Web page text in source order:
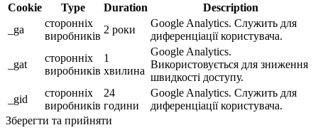
Cookie Type Duration
Description
_ga
сторонніх
виробників
2 роки
Google Analytics. Служить для
диференціації користувача.
_gat
сторонніх
виробників
1
хвилина
Google Analytics.
Використовується для зниження
швидкості доступу.
_gid
сторонніх
виробників
24
години
Google Analytics. Служить для
диференціації користувача.
Зберегти та прийняти